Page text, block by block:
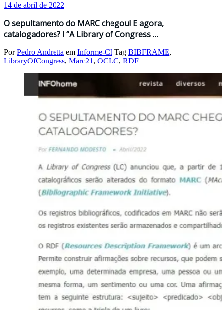
14 de abril de 2022
O sepultamento do MARC chegou! E agora,
catalogadores? l “A Library of Congress …
PorPedro Andretta em Informe-CI Tag BIBFRAME,
LibraryOfCongress, Marc21 , OCLC, RDF